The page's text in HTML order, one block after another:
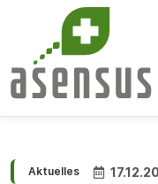
Aktuelles